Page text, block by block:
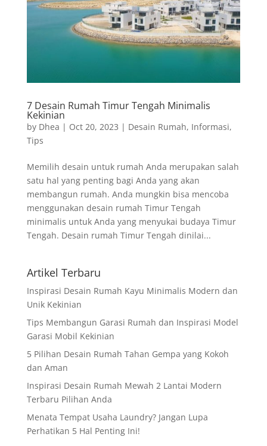
7 Desain Rumah Timur Tengah Minimalis
Kekinian
by Dhea | Oct 20, 2023 | Desain Rumah, Informasi,
Tips
Memilih desain untuk rumah Anda merupakan salah
satu hal yang penting bagi Anda yang akan
membangun rumah. Anda mungkin bisa mencoba
menggunakan desain rumah Timur Tengah
minimalis untuk Anda yang menyukai budaya Timur
Tengah. Desain rumah Timur Tengah dinilai...
Artikel Terbaru
Inspirasi Desain Rumah Kayu Minimalis Modern dan
Unik Kekinian
Tips Membangun Garasi Rumah dan Inspirasi Model
Garasi Mobil Kekinian
5 Pilihan Desain Rumah Tahan Gempa yang Kokoh
dan Aman
Inspirasi Desain Rumah Mewah 2 Lantai Modern
Terbaru Pilihan Anda
Menata Tempat Usaha Laundry? Jangan Lupa
Perhatikan 5 Hal Penting Ini!